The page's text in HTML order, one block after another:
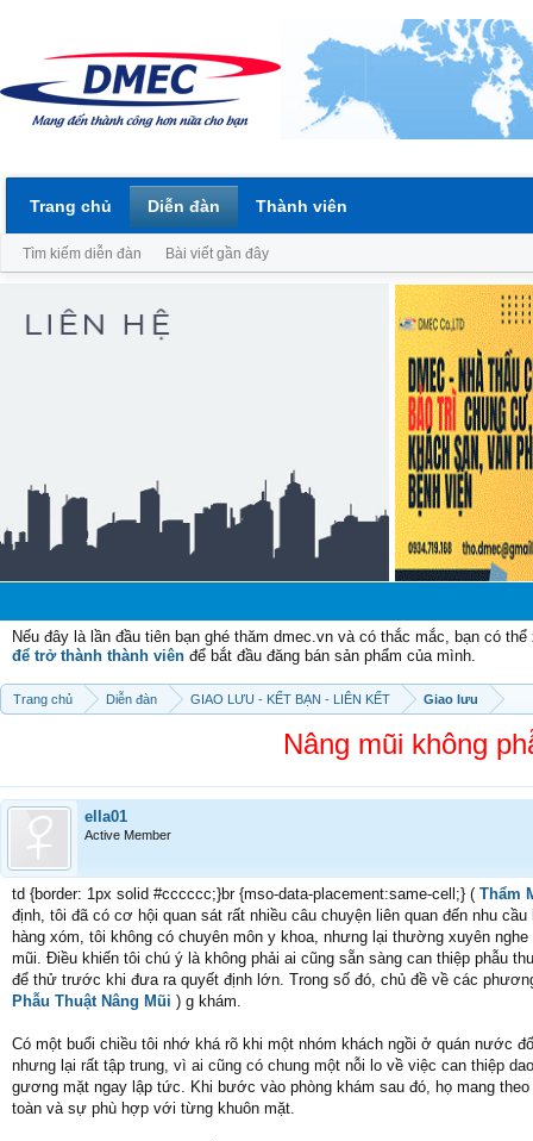
Nếu đây là lần đầu tiên bạn ghé thăm dmec.vn và có thắc mắc, bạn có
để trở thành thành viên để bắt đầu đăng bán sản phẩm của mình.
Trang chủ Diễn đàn GIAO LƯU - KẾT BẠN - LIÊN KẾT Giao lưu
Nâng mũi không
ella01
Active Member
td {border: 1px solid #cccccc;}br {mso-data-placement:same-cell;} ( Thẩm
định, tôi đã có cơ hội quan sát rất nhiều câu chuyện liên quan đến nhu
hàng xóm, tôi không có chuyên môn y khoa, nhưng lại thường xuyên
mũi. Điều khiến tôi chú ý là không phải ai cũng sẵn sàng can thiệp phẫu
để thử trước khi đưa ra quyết định lớn. Trong số đó, chủ đề về các
Phẫu Thuật Nâng Mũi ) g khám.
Có một buổi chiều tôi nhớ khá rõ khi một nhóm khách ngồi ở quán nước
nhưng lại rất tập trung, vì ai cũng có chung một nỗi lo về việc can thiệp
gương mặt ngay lập tức. Khi bước vào phòng khám sau đó, họ mang
toàn và sự phù hợp với từng khuôn mặt.
Trang chủ Diễn đàn
Tìm kiếm diễn đàn Bài viết gần đây
Thành viên